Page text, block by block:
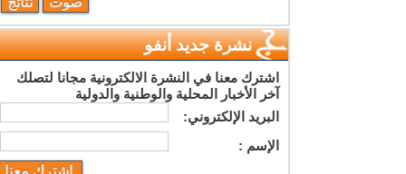
نشرة جديد أنفو
اشترك معنا في النشرة الالكترونية مجانا لتصلك
آخر الأخبار المحلية والوطنية والدولية
البريد اﻹلكتروني:
اﻹسم :